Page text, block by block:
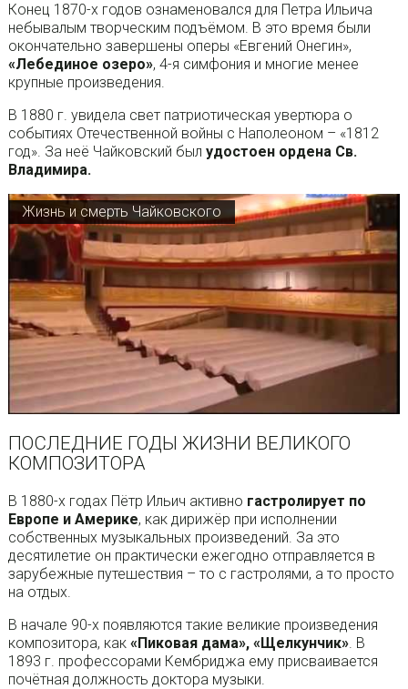
Конец 1870-х годов ознаменовался для Петра Ильича
небывалым творческим подъёмом. В это время были
окончательно завершены оперы «Евгений Онегин»,
«Лебединое озеро», 4-я симфония и многие менее
крупные произведения.
В 1880 г. увидела свет патриотическая увертюра о
событиях Отечественной войны с Наполеоном – «1812
год». За неё Чайковский был удостоен ордена Св.
Владимира.
Жизнь и смерть Чайковского
ПОСЛЕДНИЕ ГОДЫ ЖИЗНИ ВЕЛИКОГО
КОМПОЗИТОРА
В 1880-х годах Пётр Ильич активно гастролирует по
Европе и Америке, как дирижёр при исполнении
собственных музыкальных произведений. За это
десятилетие он практически ежегодно отправляется в
зарубежные путешествия – то с гастролями, а то просто
на отдых.
В начале 90-х появляются такие великие произведения
композитора, как «Пиковая дама», «Щелкунчик». В
1893 г. профессорами Кембриджа ему присваивается
почётная должность доктора музыки.